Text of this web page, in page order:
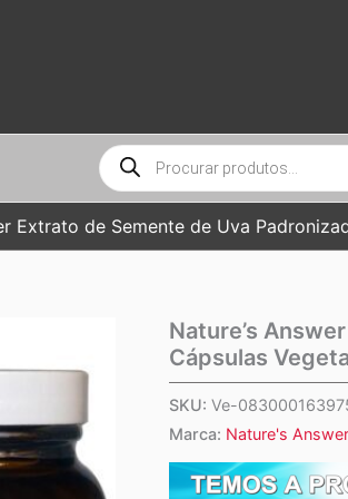
Pesquisar
produtos
Extrato de Semente de Uva
Nature’s
Cápsulas
SKU: Ve-
Marca: Nature's Answer